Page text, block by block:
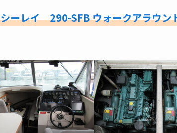
シーレイ 290-SFB ウォークアラウン